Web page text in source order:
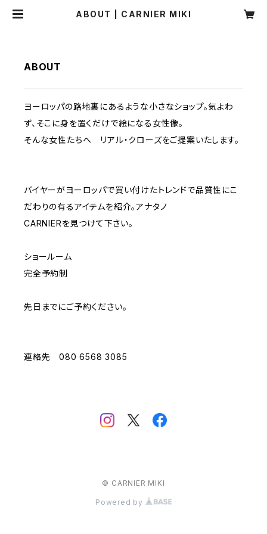
ABOUT | CARNIER MIKI
ABOUT
ヨーロッパの路地裏にあるような小さなショップ。気よわ
ず、そこに身を置くだけで絵になる女性像。
そんな女性たちへ リアル・クローズをご提案いたします。
バイヤーがヨーロッパで買い付けたトレンドで品質性にこ
だわりの有るアイテムを紹介。アナタノ
CARNIERを見つけて下さい。
ショールーム
完全予約制
先日までにご予約ください。
連絡先 080 6568 3085
© CARNIER MIKI
Powered by